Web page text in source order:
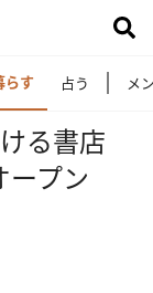
らす 占う メ
る書店
ープン